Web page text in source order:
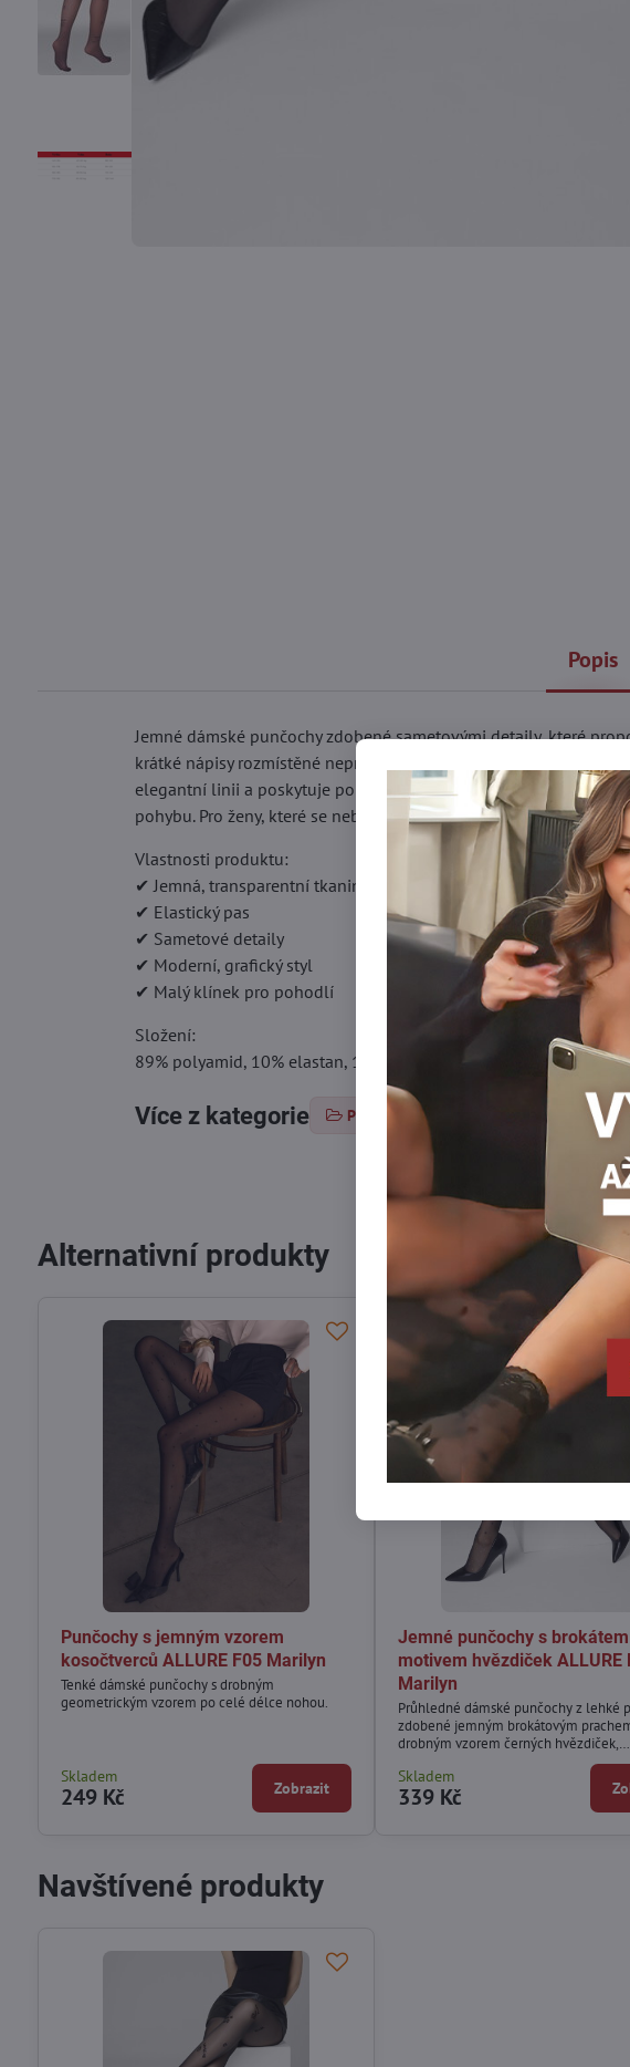
Popis
Jemné dámské punčochy zdobené sametovými detaily, které
krátké nápisy rozmístěné nepravidelně po celé délce nohou
elegantní linii a poskytuje pohodlí během nošení. Elastický pas
pohybu. Pro ženy, které se nebojí vyčnívat detaily.
Vlastnosti produktu:
✔ Jemná, transparentní tkanina
✔ Elastický pas
✔ Sametové detaily
✔ Moderní, grafický styl
✔ Malý klínek pro pohodlí
Složení:
89% polyamid, 10% elastan, 1% bavlna
Více z kategorie Punčochové zboží Vzorované
Alternativní produkty
Punčochy s jemným vzorem
kosočtverců ALLURE F05 Marilyn
Tenké dámské punčochy s drobným
geometrickým vzorem po celé délce nohou.
Skladem
249 Kč Zobrazit
Jemné punčochy s
motivem hvězdiček ALLURE
Marilyn
Průhledné dámské punčochy z lehké
zdobené jemným brokátovým
drobným vzorem černých hvězdiček,
rozmístěných po celé délce nohou.
Skladem
339 Kč
Navštívené produkty